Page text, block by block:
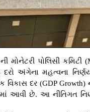
મોનેટરી પોલિસી
અંગેના મહત્વના
દર (GDP
આવી છે. આ નીતિગત